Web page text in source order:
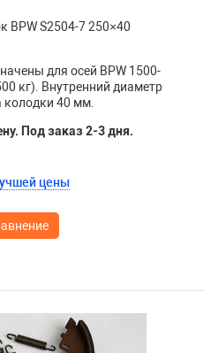
BPW S2504-7 250×40
для осей BPW 1500-
кг). Внутренний диаметр
40 мм.
Под заказ 2-3 дня.
цены